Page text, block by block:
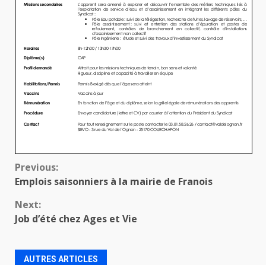
Continue
Reading
Previous:
Emplois saisonniers à la mairie de Franois
Next:
Job d’été chez Ages et Vie
AUTRES ARTICLES